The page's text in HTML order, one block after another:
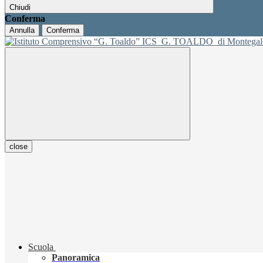
Chiudi
Conferma
Annulla Conferma
ICS G. TOALDO di
close
Scuola
Panoramica